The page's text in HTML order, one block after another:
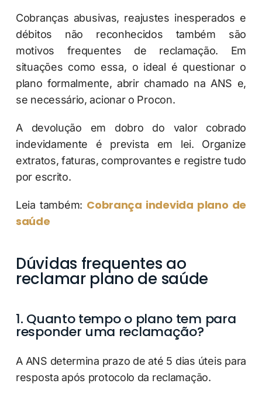
Cobranças abusivas, reajustes inesperados e
débitos não reconhecidos também são
motivos frequentes de reclamação. Em
situações como essa, o ideal é questionar o
plano formalmente, abrir chamado na ANS e,
se necessário, acionar o Procon.
A devolução em dobro do valor cobrado
indevidamente é prevista em lei. Organize
extratos, faturas, comprovantes e registre tudo
por escrito.
Leia também: Cobrança indevida plano de
saúde
Dúvidas frequentes ao
reclamar plano de saúde
1. Quanto tempo o plano tem para
responder uma reclamação?
A ANS determina prazo de até 5 dias úteis para
resposta após protocolo da reclamação.